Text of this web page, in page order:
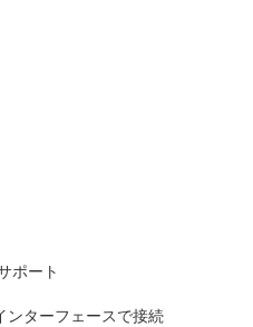
ポート
ンターフェースで接続